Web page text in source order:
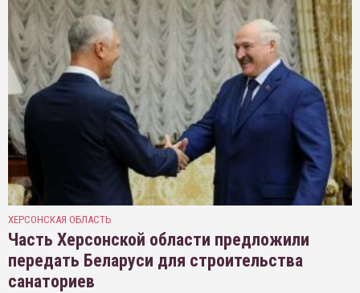
ХЕРСОНСКАЯ ОБЛАСТЬ
Часть Херсонской области предложили
передать Беларуси для строительства
санаториев